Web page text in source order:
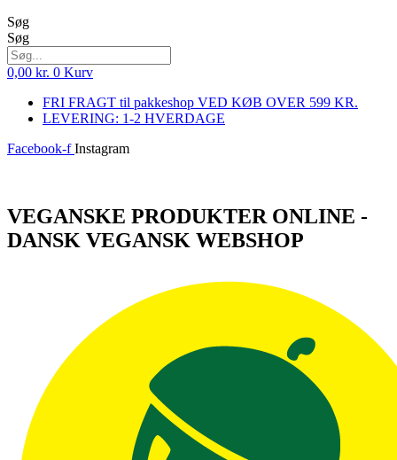
Søg
Søg
0,00 kr. 0 Kurv
FRI FRAGT til pakkeshop VED KØB OVER 599 KR.
LEVERING: 1-2 HVERDAGE
Facebook-f Instagram
VEGANSKE PRODUKTER ONLINE -
DANSK VEGANSK WEBSHOP